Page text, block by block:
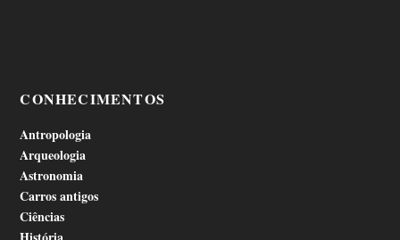
CONHECIMENTOS
Antropologia
Arqueologia
Astronomia
Carros antigos
Ciências